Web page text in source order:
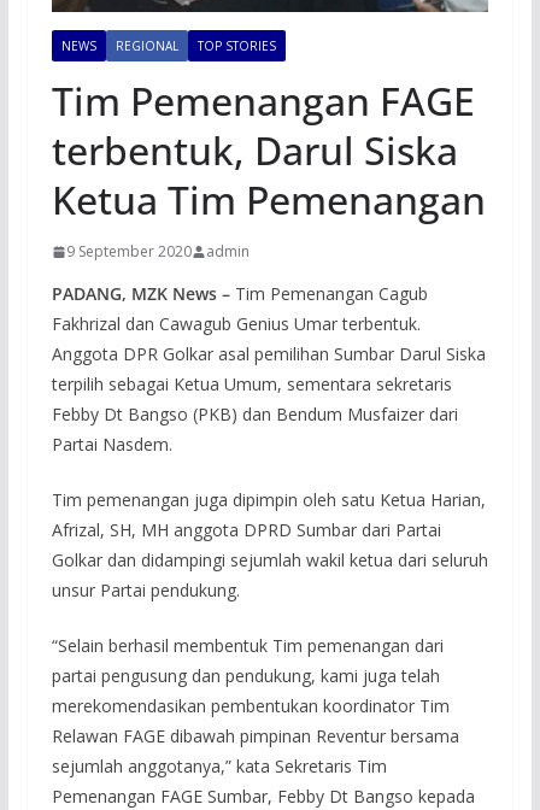
NEWS REGIONAL TOP STORIES
Tim Pemenangan FAGE
terbentuk, Darul Siska
Ketua Tim Pemenangan
9 September 2020 admin
PADANG, MZK News – Tim Pemenangan Cagub
Fakhrizal dan Cawagub Genius Umar terbentuk.
Anggota DPR Golkar asal pemilihan Sumbar Darul Siska
terpilih sebagai Ketua Umum, sementara sekretaris
Febby Dt Bangso (PKB) dan Bendum Musfaizer dari
Partai Nasdem.
Tim pemenangan juga dipimpin oleh satu Ketua Harian,
Afrizal, SH, MH anggota DPRD Sumbar dari Partai
Golkar dan didampingi sejumlah wakil ketua dari seluruh
unsur Partai pendukung.
“Selain berhasil membentuk Tim pemenangan dari
partai pengusung dan pendukung, kami juga telah
merekomendasikan pembentukan koordinator Tim
Relawan FAGE dibawah pimpinan Reventur bersama
sejumlah anggotanya,” kata Sekretaris Tim
Pemenangan FAGE Sumbar, Febby Dt Bangso kepada